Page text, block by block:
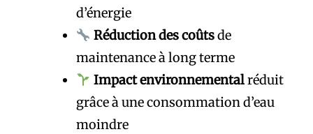
d’énergie
Réduction des coûtsde
maintenance à long terme
Impact environnementalréduit
grâce à une consommation d’eau
moindre